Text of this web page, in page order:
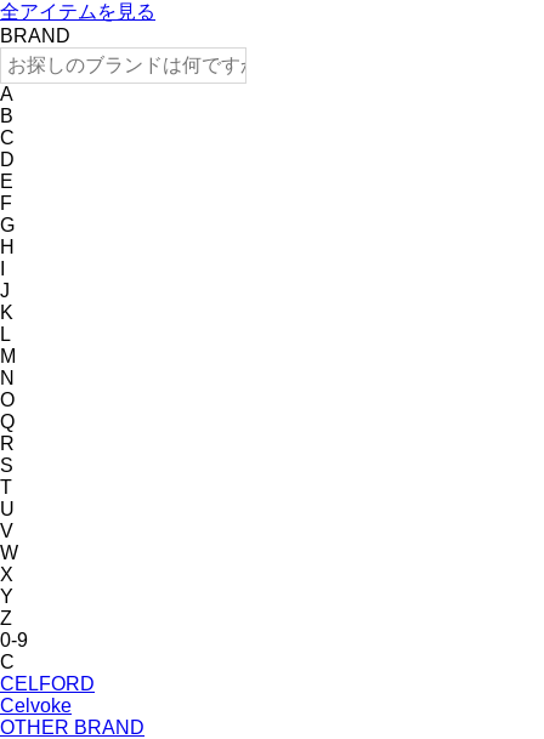
全アイテムを見る
BRAND
A
B
C
D
E
F
G
H
J
K
L
M
N
O
Q
R
S
T
U
V
W
X
Y
Z
0-9
C
CELFORD
Celvoke
OTHER BRAND